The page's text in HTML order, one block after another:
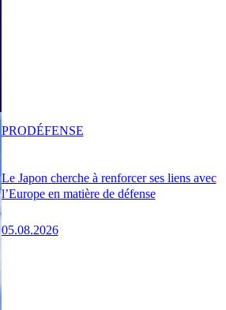
Le Japon cherche à renforcer ses liens avec
l’Europe en matière de défense
05.08.2026
PRODÉFENSE